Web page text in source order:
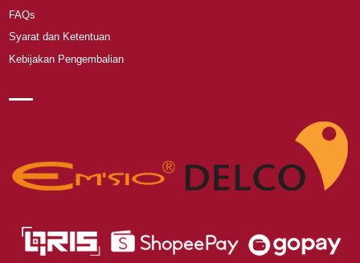
FAQs
Syarat dan Ketentuan
Kebijakan Pengembalian